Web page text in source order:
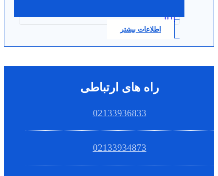
0.0
اطلاعات بیشتر
راه های ارتباطی
02133936833
02133934873